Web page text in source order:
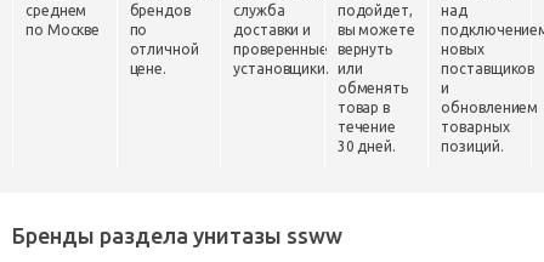
среднем
по Москве
брендов
по
отличной
цене.
служба
доставки и
проверенные
установщики.
подойдет,
вы можете
вернуть
или
обменять
товар в
течение
30 дней.
над
новых
поставщиков
и
обновлением
товарных
позиций.
Бренды раздела унитазы ssww